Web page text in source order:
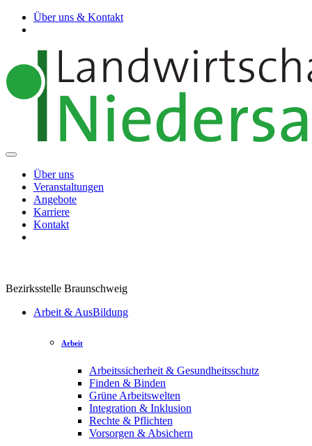
Über uns & Kontakt
Über uns
Veranstaltungen
Angebote
Karriere
Kontakt
Bezirksstelle Braunschweig
Arbeit & AusBildung
Arbeit
Arbeitssicherheit & Gesundheitsschutz
Finden & Binden
Grüne Arbeitswelten
Integration & Inklusion
Rechte & Pflichten
Vorsorgen & Absichern